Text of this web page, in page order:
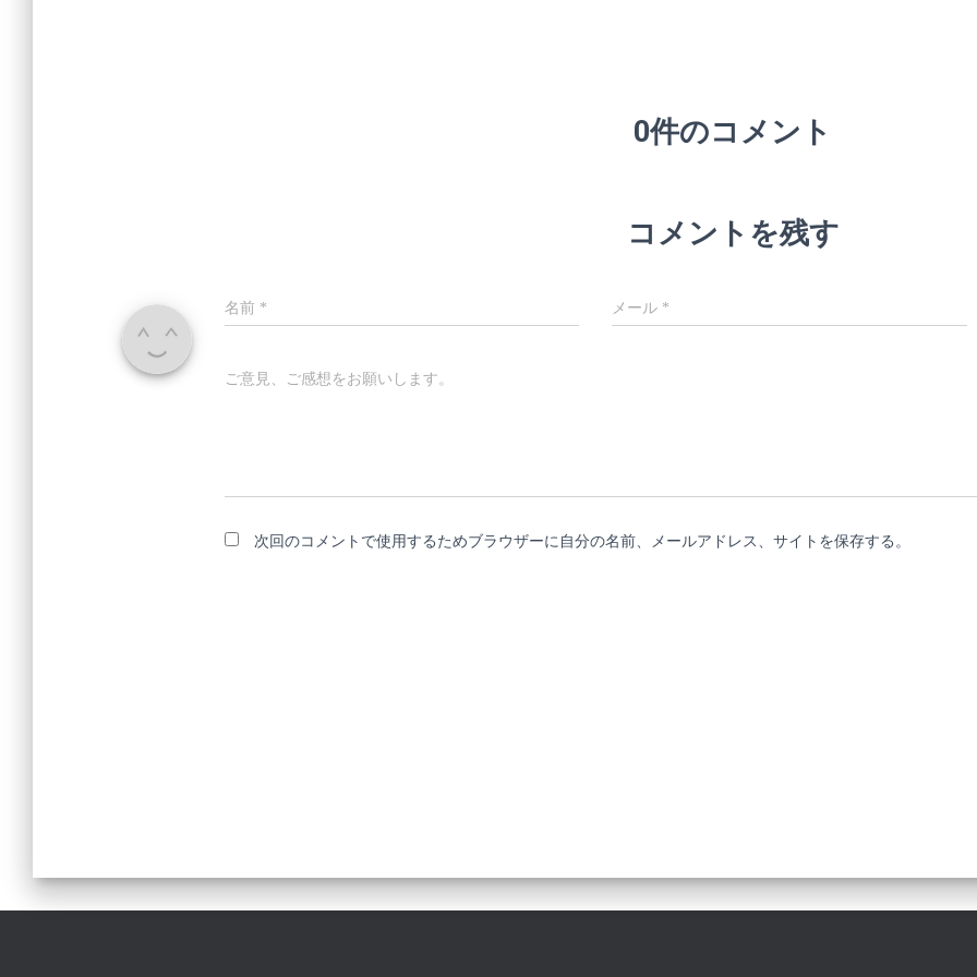
0件のコメント
コメントを残す
名前 * メール *
ご意見、ご感想をお願いします。
次回のコメントで使用するためブラウザーに自分の名前、メールアドレス、サイトを保存する。